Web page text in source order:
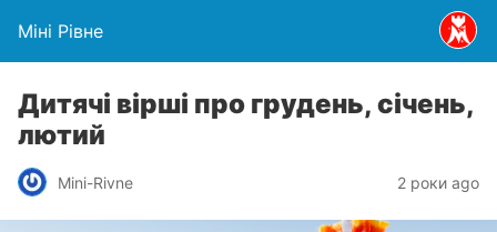
Міні Рівне
Дитячі вірші про грудень, січень,
лютий
Mini-Rivne 2 роки ago